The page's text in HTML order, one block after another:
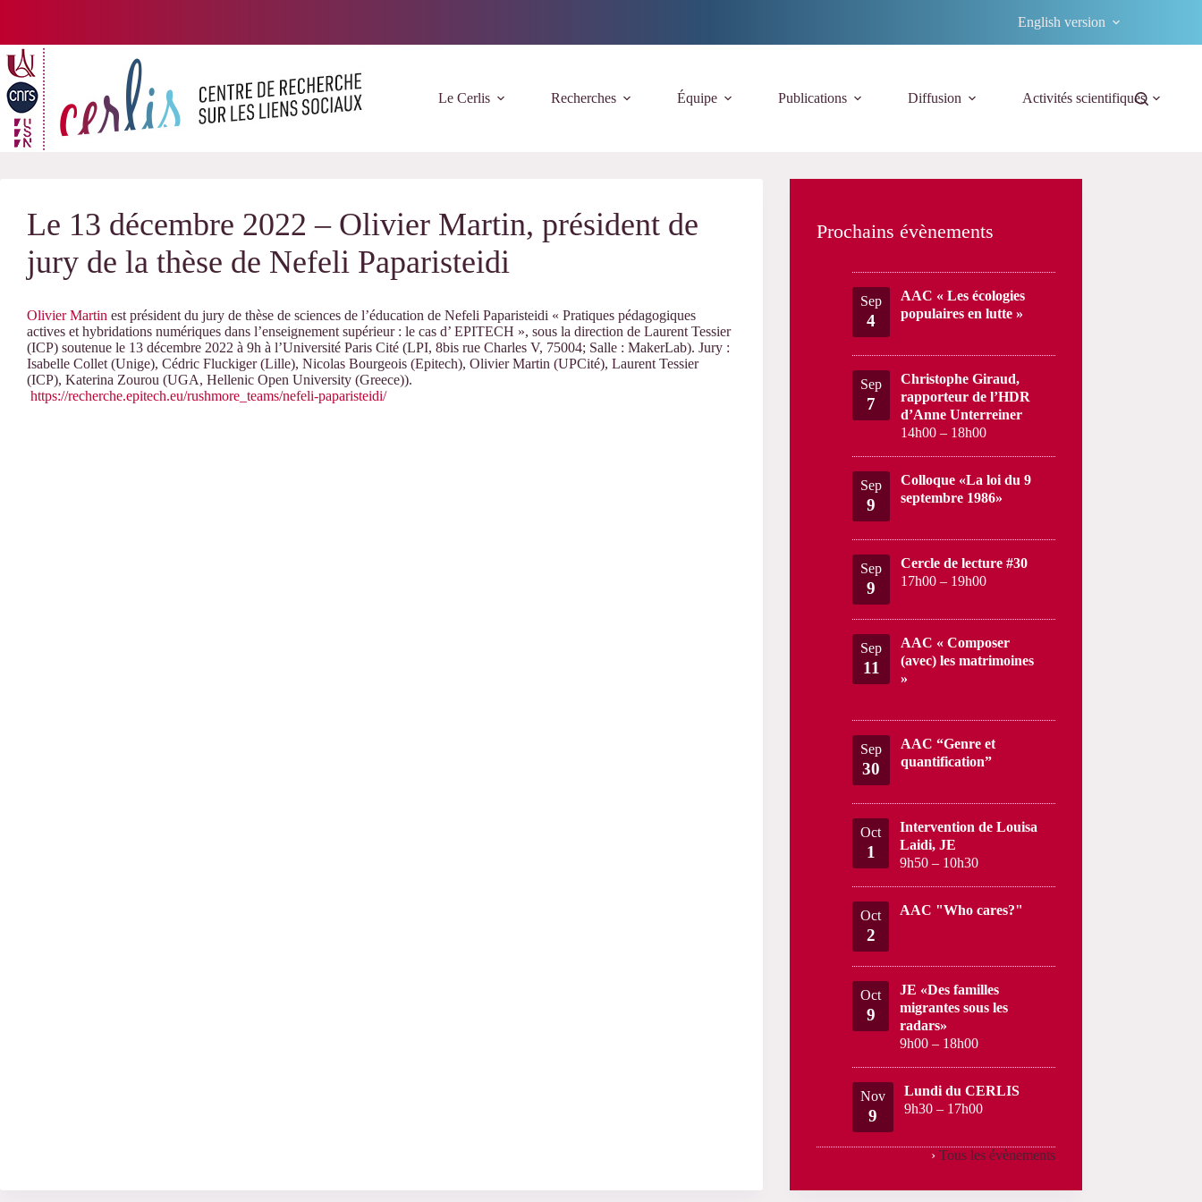
English version
Le Cerlis Recherches Équipe Publications Diffusion Activités scientifiques
Le 13 décembre 2022 – Olivier Martin, président de
jury de la thèse de Nefeli Paparisteidi
Olivier Martin est président du jury de thèse de sciences de l’éducation de Nefeli Paparisteidi « Pratiques pédagogiques
actives et hybridations numériques dans l’enseignement supérieur : le cas d’ EPITECH », sous la direction de Laurent Tessier
(ICP) soutenue le 13 décembre 2022 à 9h à l’Université Paris Cité (LPI, 8bis rue Charles V, 75004; Salle : MakerLab). Jury :
Isabelle Collet (Unige), Cédric Fluckiger (Lille), Nicolas Bourgeois (Epitech), Olivier Martin (UPCité), Laurent Tessier
(ICP), Katerina Zourou (UGA, Hellenic Open University (Greece)).
https://recherche.epitech.eu/rushmore_teams/nefeli-paparisteidi/
Prochains évènements
Sep
4
AAC « Les écologies
populaires en lutte »
Sep
7
Christophe Giraud,
rapporteur de l’HDR
d’Anne Unterreiner
14h00 – 18h00
Sep
9
Colloque «La loi du 9
septembre 1986»
Sep
9
Cercle de lecture #30
17h00 – 19h00
Sep
11
AAC « Composer
(avec) les matrimoines
»
Sep
30
AAC “Genre et
quantification”
Oct
1
Intervention de Louisa
Laidi, JE
9h50 – 10h30
Oct
2
AAC "Who cares?"
Oct
9
JE «Des familles
migrantes sous les
radars»
9h00 – 18h00
Nov
9
Lundi du CERLIS
9h30 – 17h00
› Tous les évènements